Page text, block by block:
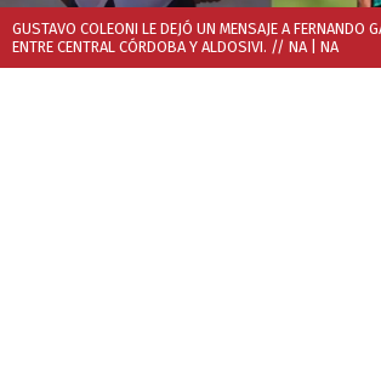
GUSTAVO COLEONI LE DEJÓ UN MENSAJE A FERNANDO
ENTRE CENTRAL CÓRDOBA Y ALDOSIVI. // NA | NA